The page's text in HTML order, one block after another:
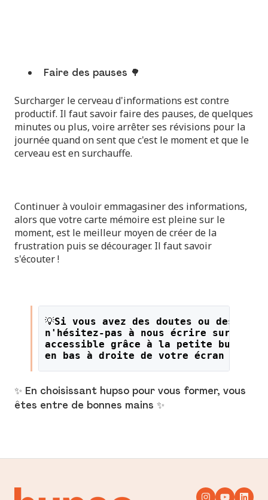
Faire des pauses 🌳
Surcharger le cerveau d'informations est contre
productif. Il faut savoir faire des pauses, de quelques
minutes ou plus, voire arrêter ses révisions pour la
journée quand on sent que c'est le moment et que le
cerveau est en surchauffe.
Continuer à vouloir emmagasiner des informations,
alors que votre carte mémoire est pleine sur le
moment, est le meilleur moyen de créer de la
frustration puis se décourager. Il faut savoir
s'écouter !
💡Si vous avez des doutes ou des
n'hésitez-pas à nous écrire sur le
accessible grâce à la petite bulle
en bas à droite de votre écran !
✨ En choisissant hupso pour vous former, vous
êtes entre de bonnes mains ✨